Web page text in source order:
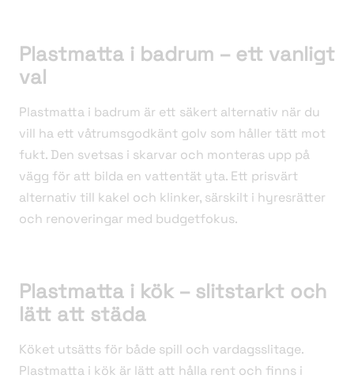
Plastmatta i badrum – ett vanligt
val
Plastmatta i badrum är ett säkert alternativ när du
vill ha ett våtrumsgodkänt golv som håller tätt mot
fukt. Den svetsas i skarvar och monteras upp på
vägg för att bilda en vattentät yta. Ett prisvärt
alternativ till kakel och klinker, särskilt i hyresrätter
och renoveringar med budgetfokus.
Plastmatta i kök – slitstarkt och
lätt att städa
Köket utsätts för både spill och vardagsslitage.
Plastmatta i kök är lätt att hålla rent och finns i